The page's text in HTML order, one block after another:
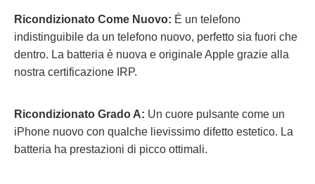
Ricondizionato Come Nuovo: É un telefono
indistinguibile da un telefono nuovo, perfetto sia fuori che
dentro. La batteria è nuova e originale Apple grazie alla
nostra certificazione IRP.
Ricondizionato Grado A: Un cuore pulsante come un
iPhone nuovo con qualche lievissimo difetto estetico. La
batteria ha prestazioni di picco ottimali.